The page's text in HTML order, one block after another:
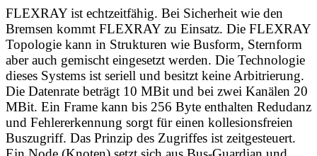
FLEXRAY ist echtzeitfähig. Bei Sicherheit wie den
Bremsen kommt FLEXRAY zu Einsatz. Die FLEXRAY
Topologie kann in Strukturen wie Busform, Sternform
aber auch gemischt eingesetzt werden. Die Technologie
dieses Systems ist seriell und besitzt keine Arbitrierung.
Die Datenrate beträgt 10 MBit und bei zwei Kanälen 20
MBit. Ein Frame kann bis 256 Byte enthalten Redudanz
und Fehlererkennung sorgt für einen kollesionsfreien
Buszugriff. Das Prinzip des Zugriffes ist zeitgesteuert.